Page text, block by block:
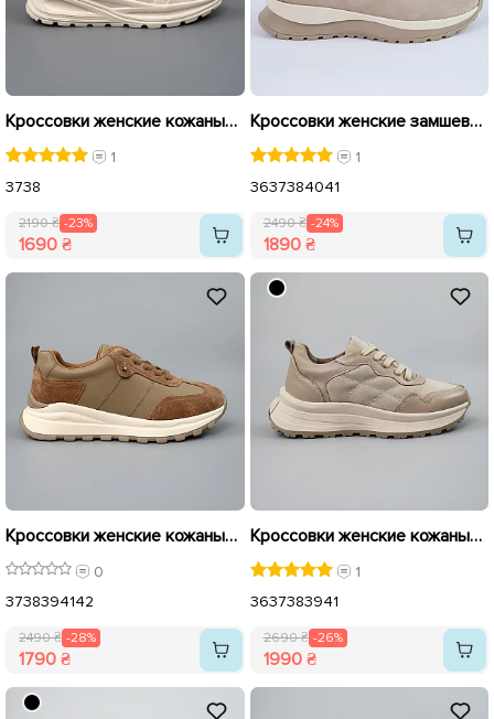
Кроссовки женские кожаные 589497 Молочные распродажа
1
3738
2190 ₴ -23%
1690 ₴
Кроссовки женские замшевые 587955 Бежевые серые распродажа
1
3637384041
2490 ₴ -24%
1890 ₴
Кроссовки женские кожаные 589626 Бежевые рыжие распродажа
0
3738394142
2490 ₴ -28%
1790 ₴
Кроссовки женские кожаные 589930 Бежевые распродажа
1
3637383941
2690 ₴ -26%
1990 ₴